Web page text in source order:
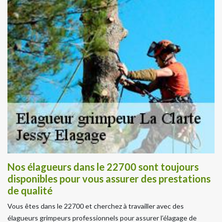
Nos élagueurs dans le 22700 sont toujours
disponibles pour vous assurer des prestations
de qualité
Vous êtes dans le 22700 et cherchez à travailler avec des
élagueurs grimpeurs professionnels pour assurer l’élagage de